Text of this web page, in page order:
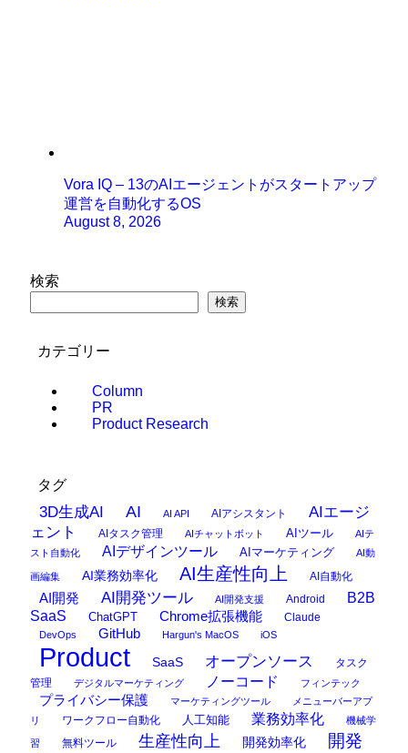
Vora IQ – 13のAIエージェントがスタートアップ
運営を自動化するOS
August 8, 2026
検索
検索
カテゴリー
Column
PR
Product Research
タグ
3D生成AI AI AI API AIアシスタント
AIエージ
ェント
AIタスク管理 AIチャットボット AIツール
AIテ
スト自動化
AIデザインツール AIマーケティング AI動
画編集 AI業務効率化 AI生産性向上 AI自動化
AI開発 AI開発ツール AI開発支援 Android
B2B
SaaS
ChatGPT Chrome拡張機能 Claude
DevOps GitHub Hargun's MacOS iOS
Product SaaS オープンソース
タスク
管理
デジタルマーケティング ノーコード フィンテック
プライバシー保護 マーケティングツール
メニューバーアプ
リ
ワークフロー自動化 人工知能 業務効率化 機械学
習 無料ツール 生産性向上 開発効率化
開発